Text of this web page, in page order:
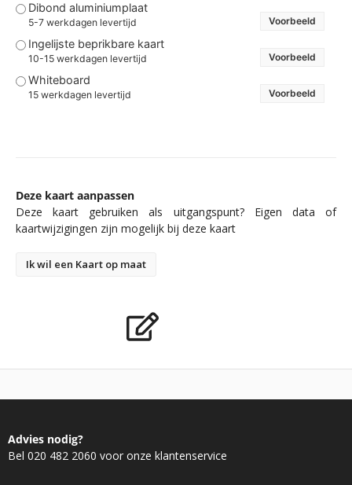
Dibond aluminiumplaat
5-7 werkdagen levertijd Voorbeeld
Ingelijste beprikbare kaart
10-15 werkdagen levertijd Voorbeeld
Whiteboard
15 werkdagen levertijd Voorbeeld
Deze kaart aanpassen
Deze kaart gebruiken als uitgangspunt? Eigen data of
kaartwijzigingen zijn mogelijk bij deze kaart
Ik wil een Kaart op maat
Advies nodig?
Bel 020 482 2060 voor onze klantenservice